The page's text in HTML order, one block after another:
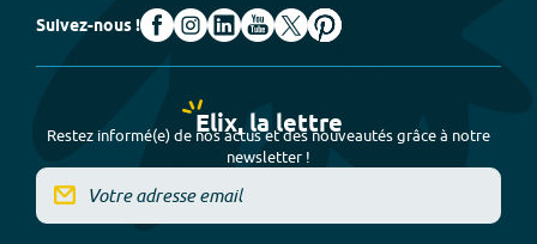
Suivez-nous !
Elix, la lettre
Restez informé(e) de nos actus et des nouveautés grâce à notre
newsletter !